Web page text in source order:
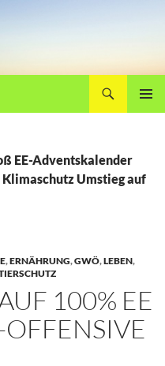
EE-Adventskalender
Umstieg auf
,ERNÄHRUNG,GWÖ,LEBEN,
100% EE
OFFENSIVE